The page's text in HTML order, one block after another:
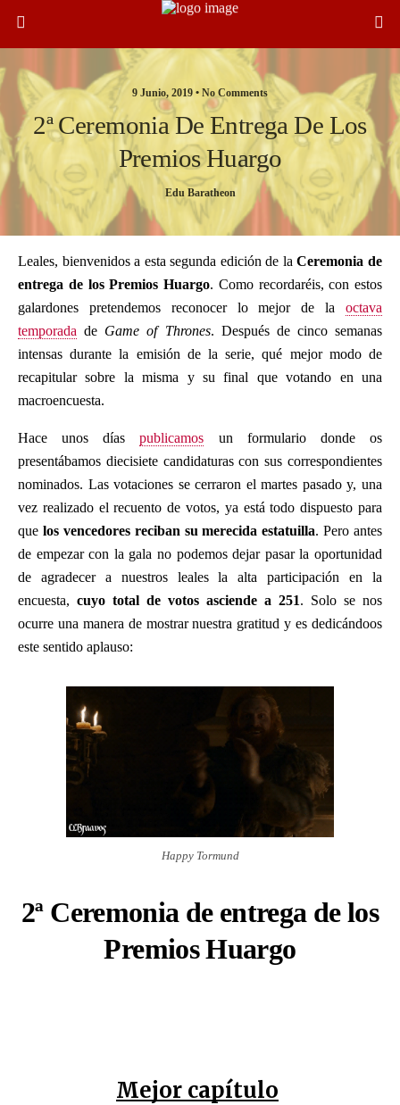
9 Junio, 2019 • No Comments
2ª Ceremonia De Entrega De Los
Premios Huargo
Edu Baratheon
Leales, bienvenidos a esta segunda edición de laCeremonia de
entrega de los Premios Huargo. Como recordaréis, con estos
galardones pretendemos reconocer lo mejor de la octava
temporada de Game of Thrones. Después de cinco semanas
intensas durante la emisión de la serie, qué mejor modo de
recapitular sobre la misma y su final que votando en una
macroencuesta.
Hace unos díaspublicamos un formulario donde os
presentábamos diecisiete candidaturas con sus correspondientes
nominados. Las votaciones se cerraron el martes pasado y, una
vez realizado el recuento de votos, ya está todo dispuesto para
que los vencedores reciban su merecida estatuilla. Pero antes
de empezar con la gala no podemos dejar pasar la oportunidad
de agradecer a nuestros leales la alta participación en la
encuesta, cuyo total de votos asciende a 251. Solo se nos
ocurre una manera de mostrar nuestra gratitud y es dedicándoos
este sentido aplauso:
Happy Tormund
2ª Ceremonia de entrega de los
Premios Huargo